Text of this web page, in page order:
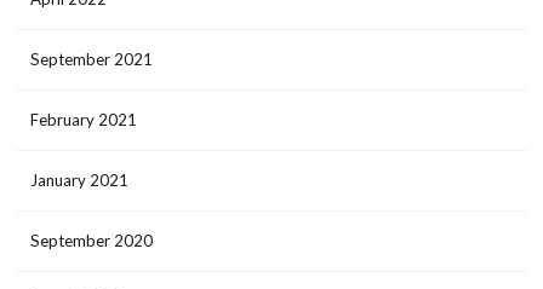
September 2021
February 2021
January 2021
September 2020